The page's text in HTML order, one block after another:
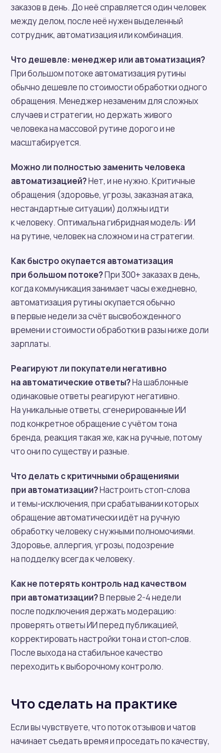
заказов в день. До неё справляется один человек
между делом, после неё нужен выделенный
сотрудник, автоматизация или комбинация.
Что дешевле: менеджер или автоматизация?
При большом потоке автоматизация рутины
обычно дешевле по стоимости обработки одного
обращения. Менеджер незаменим для сложных
случаев и стратегии, но держать живого
человека на массовой рутине дорого и не
масштабируется.
Можно ли полностью заменить человека
автоматизацией?Нет, и не нужно. Критичные
обращения (здоровье, угрозы, заказная атака,
нестандартные ситуации) должны идти
к человеку. Оптимальна гибридная модель: ИИ
на рутине, человек на сложном и на стратегии.
Как быстро окупается автоматизация
при большом потоке?При 300+ заказах в день,
когда коммуникация занимает часы ежедневно,
автоматизация рутины окупается обычно
в первые недели за счёт высвобожденного
времени и стоимости обработки в разы ниже доли
зарплаты.
Реагируют ли покупатели негативно
на автоматические ответы?На шаблонные
одинаковые ответы реагируют негативно.
На уникальные ответы, сгенерированные ИИ
под конкретное обращение с учётом тона
бренда, реакция такая же, как на ручные, потому
что они по существу и разные.
Что делать с критичными обращениями
при автоматизации?Настроить стоп-слова
и темы-исключения, при срабатывании которых
обращение автоматически идёт на ручную
обработку человеку с нужными полномочиями.
Здоровье, аллергия, угрозы, подозрение
на подделку всегда к человеку.
Как не потерять контроль над качеством
при автоматизации?В первые 2-4 недели
после подключения держать модерацию:
проверять ответы ИИ перед публикацией,
корректировать настройки тона и стоп-слов.
После выхода на стабильное качество
переходить к выборочному контролю.
Что сделать на практике
Если вы чувствуете, что поток отзывов и чатов
начинает съедать время и проседать по качеству,